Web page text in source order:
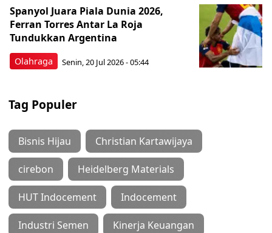
Olahraga
Spanyol Juara Piala Dunia 2026,
Ferran Torres Antar La Roja
Tundukkan Argentina
Senin, 20 Jul 2026 - 05:44
Tag Populer
Bisnis Hijau Christian Kartawijaya
cirebon Heidelberg Materials
HUT Indocement Indocement
Industri Semen Kinerja Keuangan